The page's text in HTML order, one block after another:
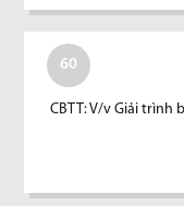
60
CBTT: V/v Giải trình